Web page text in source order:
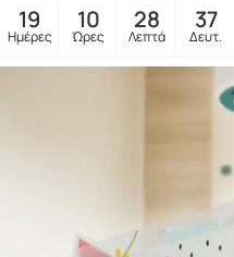
19
Ημέρες
10
Ώρες
28
Λεπτά
35
Δευτ.